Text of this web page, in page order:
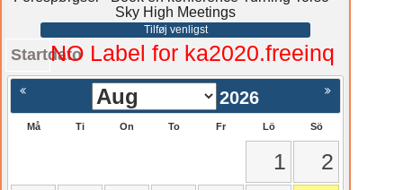
Sky High Meetings
Tilføj venligst
StartdatoNO Label for ka2020.freeinq
2026
Må Ti On To Fr Lö Sö
1
2